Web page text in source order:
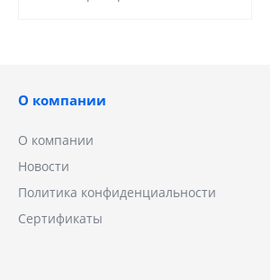
О компании
О компании
Новости
Политика конфиденциальности
Сертификаты